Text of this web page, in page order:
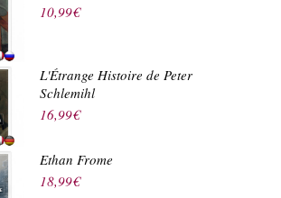
10,99€
L'Étrange Histoire de Peter
Schlemihl
16,99€
Ethan Frome
18,99€